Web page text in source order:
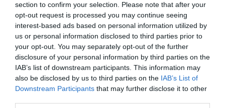
section to confirm your selection. Please note that after your
opt-out request is processed you may continue seeing
interest-based ads based on personal information utilized by
us or personal information disclosed to third parties prior to
your opt-out. You may separately opt-out of the further
disclosure of your personal information by third parties on the
IAB’s list of downstream participants. This information may
also be disclosed by us to third parties on the IAB’s List of
Downstream Participants that may further disclose it to other
Huvudrätter Kyckling Lime
Tomater
Ingefära
Chili Vitlök Kycklingfilé
Fest
Vardag
Buffé Mexikansk mat
Grillat
Ugnsrätter
Grillspett
E-mail Skriv ut